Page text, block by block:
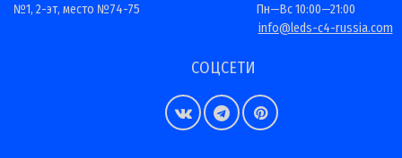
№1, 2-эт, место №74-75
Пн—Вс 10:00—21:00
info@leds-c4-russia.com
СОЦСЕТИ